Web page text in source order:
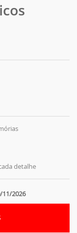
detalhe
11/2026